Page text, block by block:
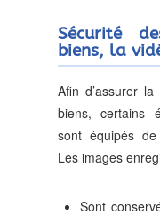
Sécurité
biens, la
Afin d’assurer
biens, certains
sont équipés
Les images
Sont